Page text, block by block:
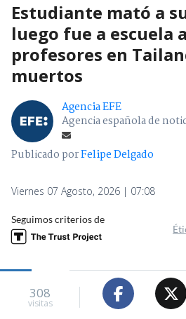
Estudiante mató a
luego fue a escuela
profesores en
muertos
Agencia EFE
Agencia española de
Publicado porFelipe Delgado
Viernes 07 Agosto, 2026 | 07:08
Seguimos criterios de
308
visitas